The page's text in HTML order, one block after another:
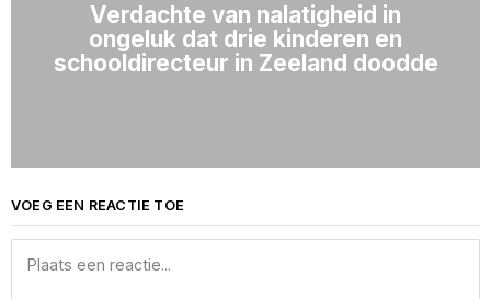
Verdachte van nalatigheid in
ongeluk dat drie kinderen en
schooldirecteur in Zeeland doodde
VOEG EEN REACTIE TOE